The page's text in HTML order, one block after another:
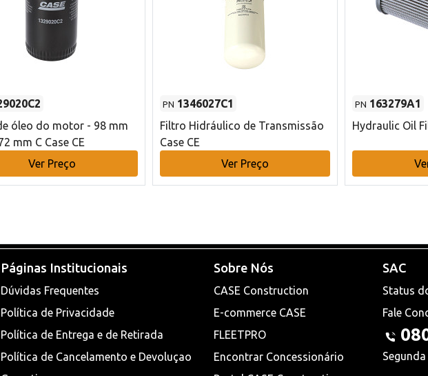
óleo do motor - 98 mm
mm C Case CE
Ver Preço
PN 1346027C1
Filtro Hidráulico de Transmissão
Case CE
Ver Preço
PN 163279A1
Hydraulic Oil
Páginas Institucionais
Dúvidas Frequentes
Política de Privacidade
Política de Entrega e de Retirada
Política de Cancelamento e Devoluçao
Sobre Nós
CASE Construction
E-commerce CASE
FLEETPRO
Encontrar Concessionário
SAC
Status
Fale